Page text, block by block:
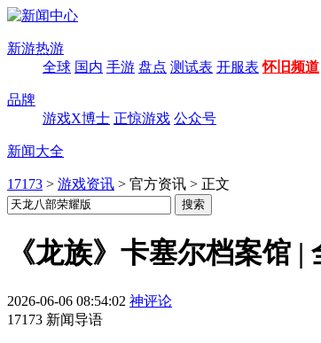
新游热游
全球 国内 手游 盘点 测试表 开服表 怀旧频道
品牌
游戏X博士 正惊游戏 公众号
新闻大全
17173 > 游戏资讯 > 官方资讯 > 正文
《龙族》卡塞尔档案馆 |
2026-06-06 08:54:02 神评论
17173 新闻导语